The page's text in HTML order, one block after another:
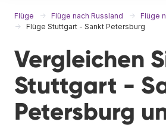
Flüge Flüge nach Russland
Flüge
Flüge Stuttgart - Sankt Petersburg
Vergleichen
Stuttgart -
Petersburg